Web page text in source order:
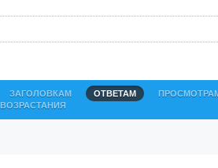
ЗАГОЛОВКАМ ОТВЕТАМ